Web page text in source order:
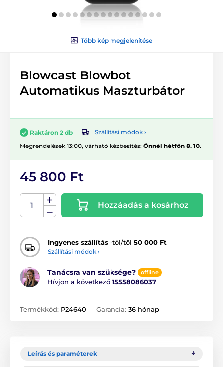
Több kép megjelenítése
Blowcast Blowbot
Automatikus Maszturbátor
Raktáron 2 db
Szállítási módok ›
Megrendelések 13:00, várható kézbesítés: Önnél hétfőn 8. 10.
45 800 Ft
Hozzáadás a kosárhoz
Ingyenes szállítás -tól/től 50 000 Ft
Szállítási módok ›
Tanácsra van szüksége? offline
Hívjon a következő 15558086037
Termékkód: P24640 Garancia: 36 hónap
Leírás és paraméterek